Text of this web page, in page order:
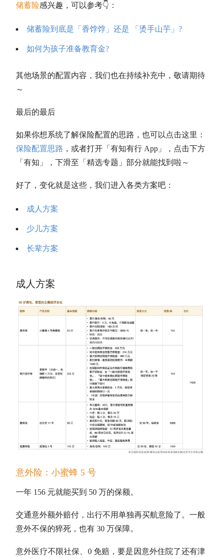
储蓄险感兴趣，可以参考👇：
储蓄险到底是「香饽饽」还是 「烫手山芋」?
如何为孩子准备教育金?
其他场景的配置内容，我们也在持续补充中，敬请期待
～
最后的最后
如果你想系统了解保险配置的思路，也可以点击这里：
保险配置思路 ，或者打开「有知有行 App」，点击下方
「有知」，下滑至「精选专题」部分就能找到啦～
好了，变化就是这些，我们进入各类方案吧：
成人方案
少儿方案
长辈方案
成人方案
意外险：小蜜蜂 5 号
一年 156 元就能买到 50 万的保额。
交通意外额外赔付，出行不用单独再买航意险了。一般
意外不保的猝死，也有 30 万保障。
意外医疗不限社保、0 免赔，要是因意外住院了还有津